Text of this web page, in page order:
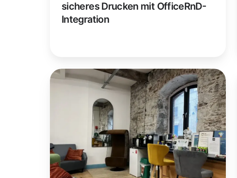
sicheres Drucken mit OfficeRnD-
Integration
Culture
Coworking-
Space
mit